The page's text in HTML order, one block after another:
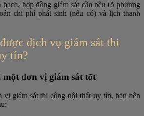
hợp đồng giám sát cần nêu rõ phương
chi phí phát sinh (nếu có) và lịch thanh
dịch vụ giám sát thi
tín?
một đơn vị giám sát tốt
giám sát thi công nội thất uy tín, bạn nên